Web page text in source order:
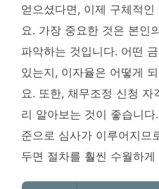
얻으셨다면, 이제 구체적
요. 가장 중요한 것은 본인
파악하는 것입니다. 어떤
있는지, 이자율은 어떻게
요. 또한, 채무조정 신청 자
리 알아보는 것이 좋습니
준으로 심사가 이루어지므
두면 절차를 훨씬 수월하